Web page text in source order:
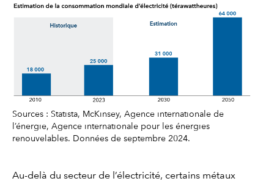
Sources : Statista, McKinsey, Agence internationale de
l’énergie, Agence internationale pour les énergies
renouvelables. Données de septembre 2024.
Au-delà du secteur de l’électricité, certains métaux